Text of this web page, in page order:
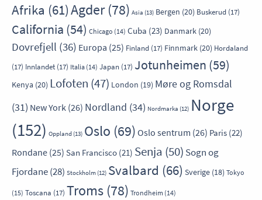
Afrika (61)Agder(78) Asia (13) Bergen (20) Buskerud (17)
California (54) Chicago (14) Cuba (23) Danmark (20)
Dovrefjell (36) Europa (25) Finland (17) Finnmark (20) Hordaland
(17) Innlandet (17) Italia (14) Japan (17) Jotunheimen (59)
Kenya (20) Lofoten (47) London (19) Møre og Romsdal
(31) New York (26) Nordland (34) Nordmarka (12) Norge
(152) Oppland (13) Oslo (69) Oslo sentrum (26) Paris (22)
Rondane (25) San Francisco (21) Senja (50) Sogn og
Fjordane(28) Stockholm (12) Svalbard (66) Sverige (18) Tokyo
(15) Toscana (17) Troms (78) Trondheim (14)